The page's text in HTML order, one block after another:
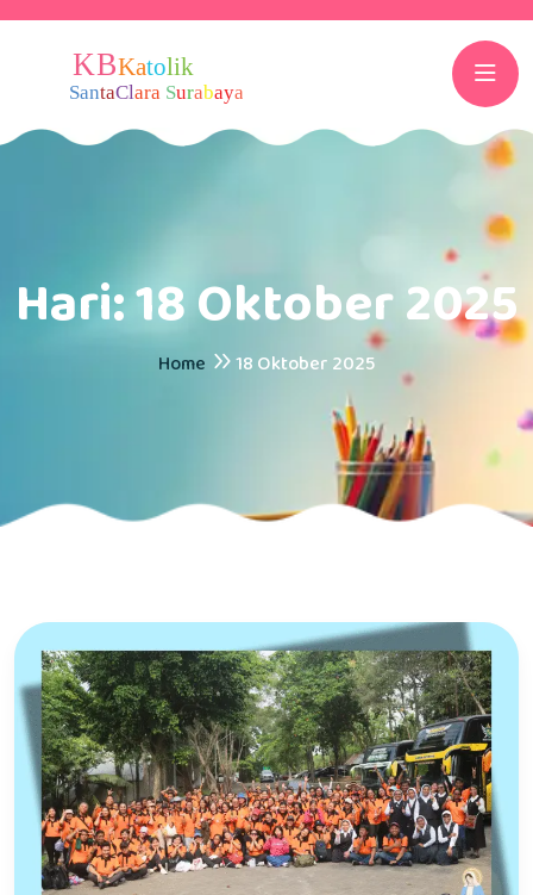
Hari:18 Oktober 2025
Home 18 Oktober 2025